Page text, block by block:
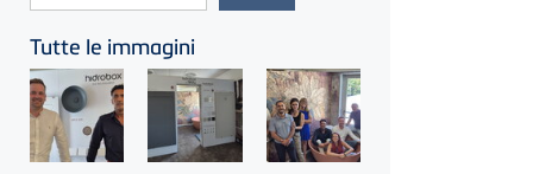
Tutte le immagini